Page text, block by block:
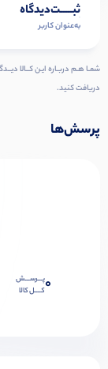
ثبـــــت‌دیدگاه
به‌عنوان کاربر
دریافت کنید.
پرسش‌ها
0پـــرســـش
کــــل کالا